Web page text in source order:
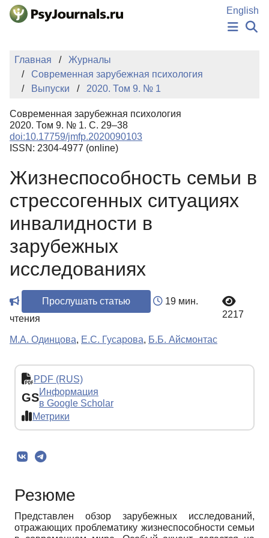
Перейти к основному содержанию
English
НОВОСТИ
ИЗДАНИЯ
АВТОРЫ
БАЗА ЗНАНИЙ
КЛЮЧЕВЫЕ СЛОВА
Регистрация
Главная
Журналы
Современная зарубежная психология
Выпуски
2020. Том 9. № 1
Современная зарубежная психология
2020. Том 9. № 1. С. 29–38
doi:10.17759/jmfp.2020090103
ISSN: 2304-4977 (online)
Жизнеспособность семьи в
стрессогенных ситуациях
инвалидности в
зарубежных
исследованиях
Прослушать статью
19 мин.
чтения
2217
М.А. Одинцова, Е.С. Гусарова, Б.Б. Айсмонтас
PDF (RUS)
GSИнформация
в Google Scholar
Метрики
Резюме
Представлен обзор зарубежных исследований,
отражающих проблематику жизнеспособности семьи